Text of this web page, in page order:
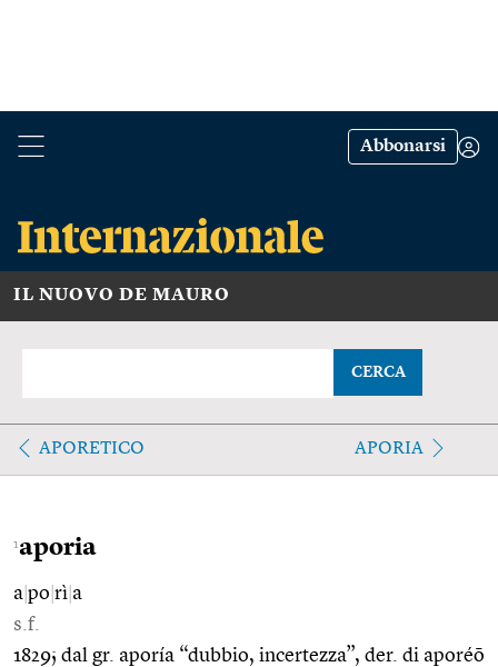
Abbonarsi
IL NUOVO DE MAURO
CERCA
APORETICO APORIA
1aporia
a po rì a
s.f.
1829; dal gr. aporía “dubbio, incertezza”, der. di aporéō